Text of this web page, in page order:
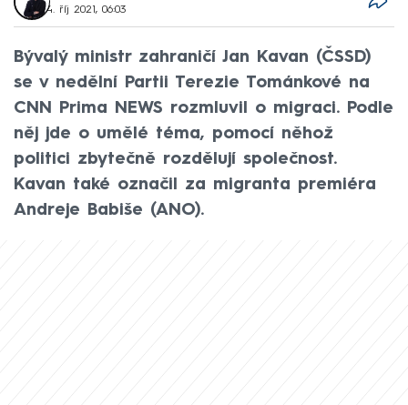
4. říj 2021, 06:03
Bývalý ministr zahraničí Jan Kavan (ČSSD)
se v nedělní Partii Terezie Tománkové na
CNN Prima NEWS rozmluvil o migraci. Podle
něj jde o umělé téma, pomocí něhož
politici zbytečně rozdělují společnost.
Kavan také označil za migranta premiéra
Andreje Babiše (ANO).